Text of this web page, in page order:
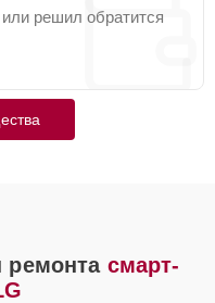
решил обратится
ремонта смарт-